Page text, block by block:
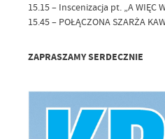
15.15 – Inscenizacja pt. „A WIĘC
15.45 – POŁĄCZONA SZARŻA
ZAPRASZAMY SERDECZNIE